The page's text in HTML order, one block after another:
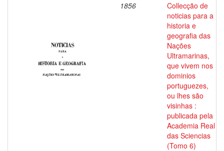
1856
Collecção de
noticias para a
historia e
geografia das
Nações
Ultramarinas,
que vivem nos
dominios
portuguezes,
ou lhes são
visinhas :
publicada pela
Academia Real
das Sciencias
(Tomo 6)